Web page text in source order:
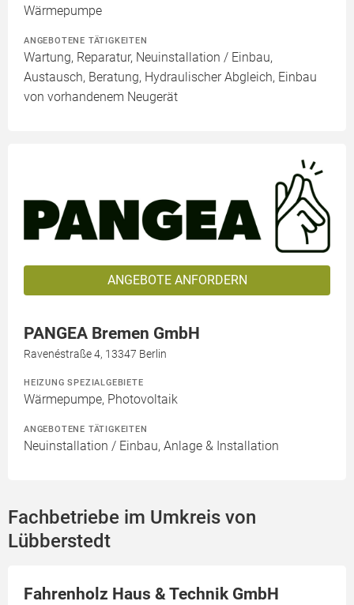
Wärmepumpe
ANGEBOTENE TÄTIGKEITEN
Wartung, Reparatur, Neuinstallation / Einbau,
Austausch, Beratung, Hydraulischer Abgleich, Einbau
von vorhandenem Neugerät
ANGEBOTE ANFORDERN
PANGEA Bremen GmbH
Ravenéstraße 4, 13347 Berlin
HEIZUNG SPEZIALGEBIETE
Wärmepumpe, Photovoltaik
ANGEBOTENE TÄTIGKEITEN
Neuinstallation / Einbau, Anlage & Installation
Fachbetriebe im Umkreis von
Lübberstedt
Fahrenholz Haus & Technik GmbH